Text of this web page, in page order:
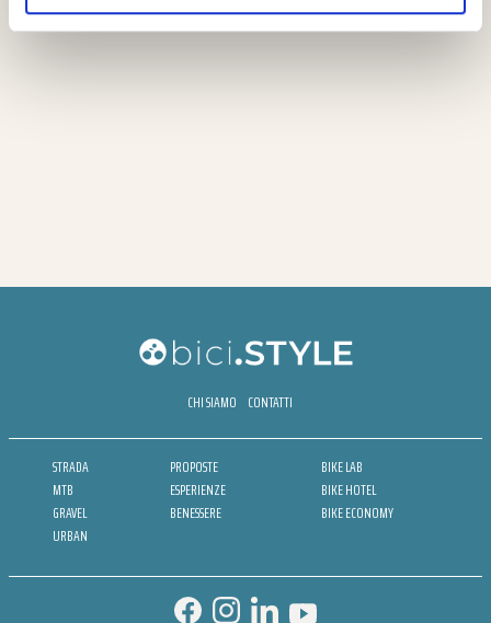
CHI SIAMO CONTATTI
STRADA
MTB
GRAVEL
URBAN
PROPOSTE
ESPERIENZE
BENESSERE
BIKE LAB
BIKE HOTEL
BIKE ECONOMY